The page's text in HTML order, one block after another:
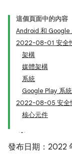
這個頁面中的內容
Android 和
2022-08-01 安全
架構
媒體架構
系統
Google Play 系
2022-08-05 安全
核心元件
發布日期：2022